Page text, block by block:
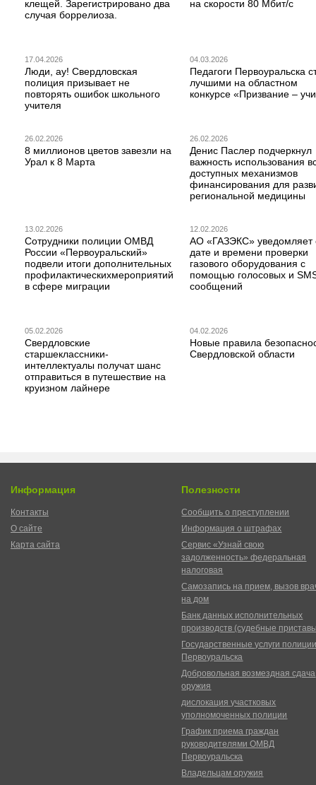
клещей. Зарегистрировано два
случая боррелиоза.
на скорости 80 Мбит/с
17.04.2026
Люди, ау! Свердловская
полиция призывает не
повторять ошибок школьного
учителя
04.03.2026
Педагоги Первоуральска
лучшими на областном
конкурсе «Призвание –
26.02.2026
8 миллионов цветов завезли на
Урал к 8 Марта
26.02.2026
Денис Паслер подчеркнул
важность использования
доступных механизмов
финансирования для
региональной медицины
13.02.2026
Сотрудники полиции ОМВД
России «Первоуральский»
подвели итоги дополнительных
профилактическихмероприятий
в сфере миграции
12.02.2026
АО «ГАЗЭКС» уведомляет
дате и времени проверки
газового оборудования с
помощью голосовых и
сообщений
05.02.2026
Свердловские
старшеклассники-
интеллектуалы получат шанс
отправиться в путешествие на
круизном лайнере
04.02.2026
Новые правила
Свердловской области
Информация
Контакты
О сайте
Карта сайта
Полезности
Сообщить о преступлении
Информация о штрафах
Сервис «Узнай свою
задолженность» федеральная
налоговая
Самозапись на прием, вызов
на дом
Банк данных исполнительных
производств (судебные
Государственные услуги
Первоуральска
Добровольная возмездная сдача
оружия
дислокация участковых
уполномоченных полиции
График приема граждан
руководителями ОМВД
Первоуральска
Владельцам оружия